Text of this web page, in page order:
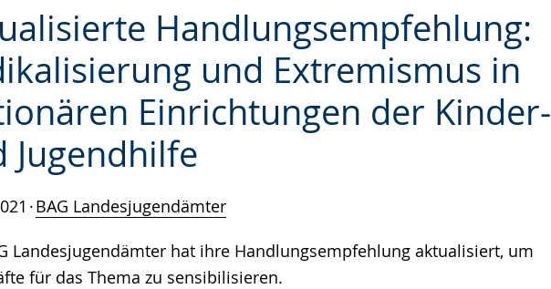
Handlungsempfehlung:
und Extremismus in
Einrichtungen der Kinder-
Jugendhilfe
BAG Landesjugendämter
Landesjugendämter hat ihre Handlungsempfehlung aktualisiert, um
für das Thema zu sensibilisieren.